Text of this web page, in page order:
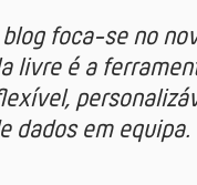
foca-se no
livre é a
dados em equipa.